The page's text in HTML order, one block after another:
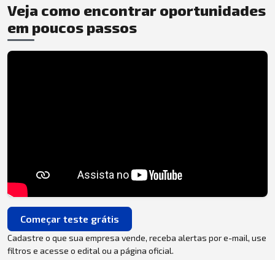
Veja como encontrar oportunidades
em poucos passos
Começar teste grátis
Cadastre o que sua empresa vende, receba alertas por e-mail, use
filtros e acesse o edital ou a página oficial.